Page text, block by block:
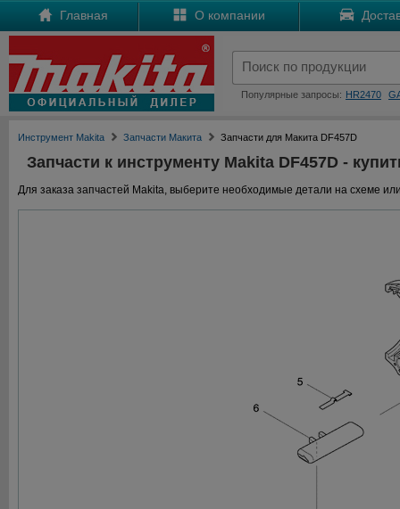
Главная О компании
Популярные запросы: HR2470
Инструмент Makita Запчасти Макита Запчасти для Макита DF457D
Запчасти к инструменту Makita DF457D -
Для заказа запчастей Makita, выберите необходимые детали на схеме